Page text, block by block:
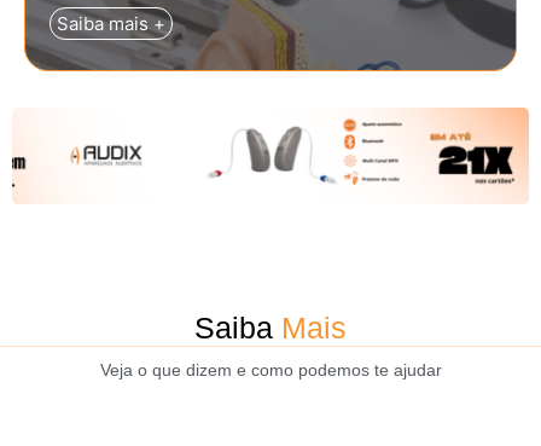
Saiba mais +
Saiba Mais
Veja o que dizem e como podemos te ajudar